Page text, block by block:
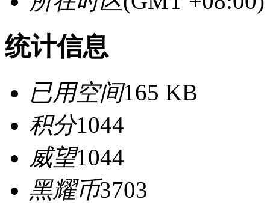
统计信息
已用空间165 KB
积分1044
威望1044
黑耀币3703